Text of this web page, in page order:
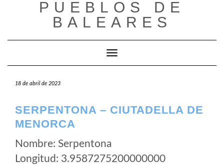
PUEBLOS DE
BALEARES
Cambiar modo de navegación
18 de abril de 2023
SERPENTONA – CIUTADELLA DE
MENORCA
Nombre: Serpentona
Longitud: 3.9587275200000000